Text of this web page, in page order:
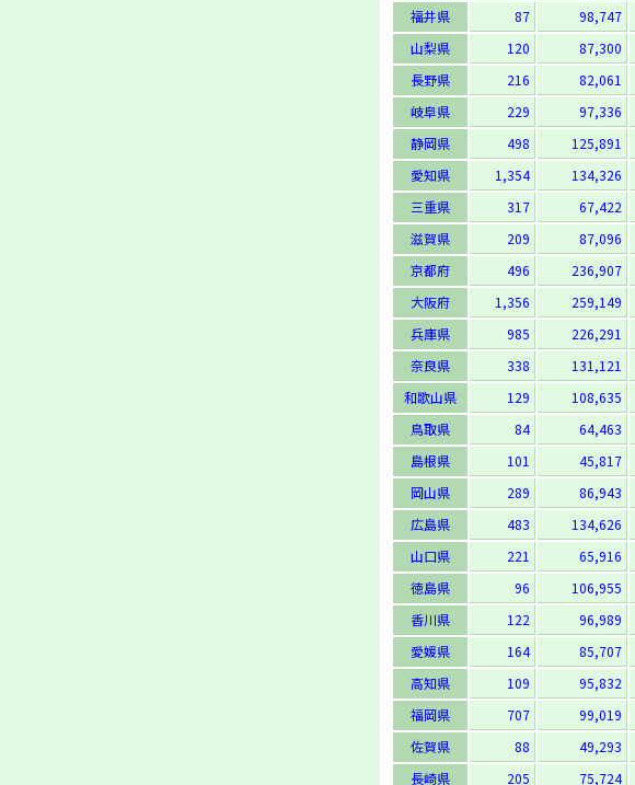
福井県
87 98,747
山梨県
120 87,300
長野県
216 82,061
岐阜県
229 97,336
静岡県
498 125,891
愛知県
1,354 134,326
三重県
317 67,422
滋賀県
209 87,096
京都府
496 236,907
大阪府
1,356 259,149
兵庫県
985 226,291
奈良県
338 131,121
和歌山県
129 108,635
鳥取県
84 64,463
島根県
101 45,817
岡山県
289 86,943
広島県
483 134,626
山口県
221 65,916
徳島県
96 106,955
香川県
122 96,989
愛媛県
164 85,707
高知県
109 95,832
福岡県
707 99,019
佐賀県
88 49,293
長崎県
205 75,724